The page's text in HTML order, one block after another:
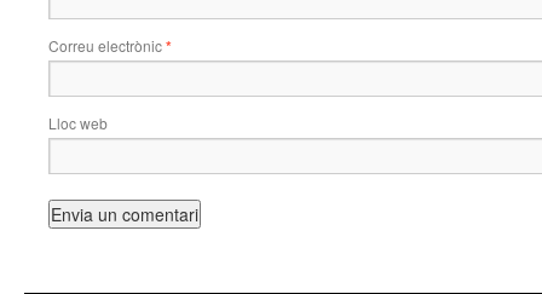
Correu electrònic*
Lloc web